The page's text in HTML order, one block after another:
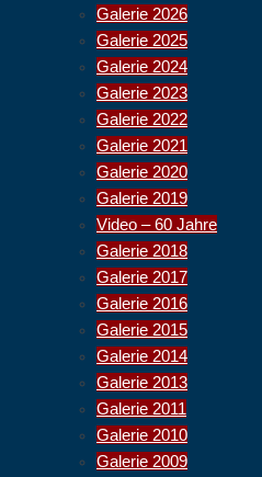
Galerie 2026
Galerie 2025
Galerie 2024
Galerie 2023
Galerie 2022
Galerie 2021
Galerie 2020
Galerie 2019
Video – 60 Jahre
Galerie 2018
Galerie 2017
Galerie 2016
Galerie 2015
Galerie 2014
Galerie 2013
Galerie 2011
Galerie 2010
Galerie 2009